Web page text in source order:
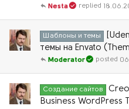
Nesta
Шаблоны и темы
темы на Envato
Moderator
Создание сайтов
Business WordPress